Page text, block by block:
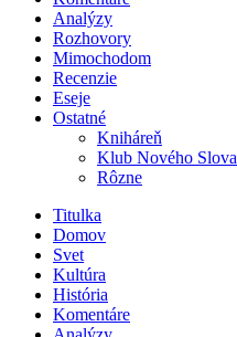
Analýzy
Rozhovory
Mimochodom
Recenzie
Eseje
Ostatné
Kniháreň
Klub Nového Slova
Rôzne
Titulka
Domov
Svet
Kultúra
História
Komentáre